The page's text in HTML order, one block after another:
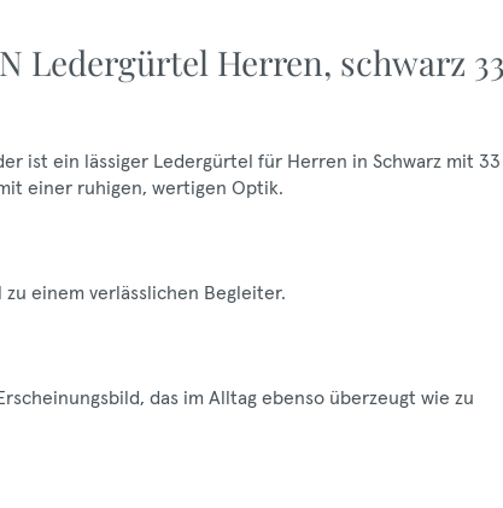
Ledergürtel Herren, schwarz
ist ein lässiger Ledergürtel für Herren in Schwarz mit
einer ruhigen, wertigen Optik.
einem verlässlichen Begleiter.
das im Alltag ebenso überzeugt wie zu